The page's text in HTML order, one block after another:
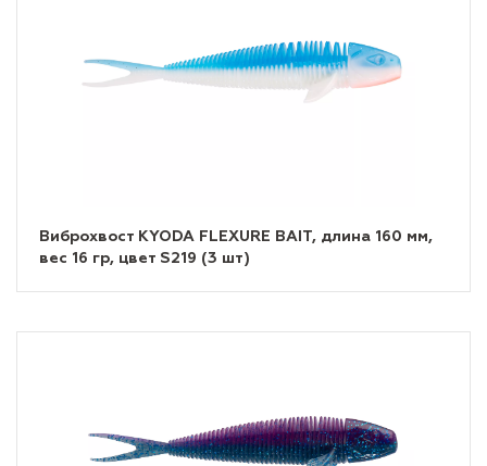
Виброхвост KYODA FLEXURE BAIT, длина 160 мм,
вес 16 гр, цвет S219 (3 шт)